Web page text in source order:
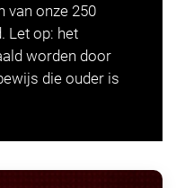
van onze 250
Let op: het
worden door
die ouder is